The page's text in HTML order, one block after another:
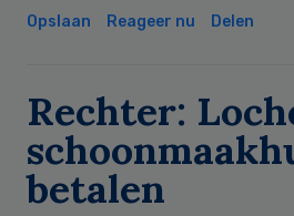
Opslaan Reageer nu Delen
Rechter:
betalen